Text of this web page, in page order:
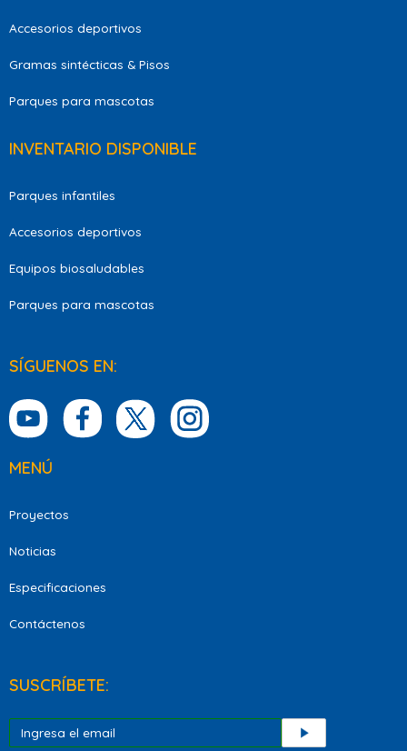
Accesorios deportivos
Gramas sintécticas & Pisos
Parques para mascotas
INVENTARIO DISPONIBLE
Parques infantiles
Accesorios deportivos
Equipos biosaludables
Parques para mascotas
SÍGUENOS EN:
MENÚ
Proyectos
Noticias
Especificaciones
Contáctenos
SUSCRÍBETE: